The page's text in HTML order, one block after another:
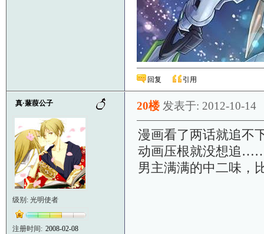
回复 引用
真·蒹葭公子
级别: 光明使者
注册时间: 2008-02-08
20楼 发表于: 2012-10-14
漫画看了两话就追不
动画压根就没想追
男主满满的中二味